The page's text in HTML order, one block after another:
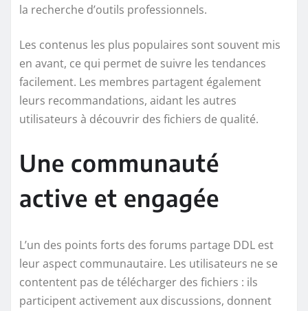
la recherche d’outils professionnels.
Les contenus les plus populaires sont souvent mis
en avant, ce qui permet de suivre les tendances
facilement. Les membres partagent également
leurs recommandations, aidant les autres
utilisateurs à découvrir des fichiers de qualité.
Une communauté
active et engagée
L’un des points forts des forums partage DDL est
leur aspect communautaire. Les utilisateurs ne se
contentent pas de télécharger des fichiers : ils
participent activement aux discussions, donnent